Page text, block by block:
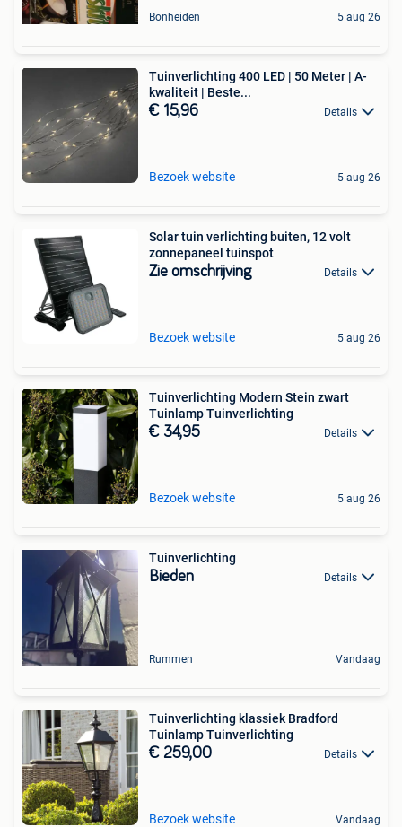
Bonheiden 5 aug 26
Tuinverlichting 400 LED | 50 Meter | A-
kwaliteit | Beste...
€ 15,96 Details
Bezoek website 5 aug 26
Solar tuin verlichting buiten, 12 volt
zonnepaneel tuinspot
Zie omschrijving Details
Bezoek website 5 aug 26
Tuinverlichting Modern Stein zwart
Tuinlamp Tuinverlichting
€ 34,95 Details
Bezoek website 5 aug 26
Tuinverlichting
Bieden Details
Rummen Vandaag
Tuinverlichting klassiek Bradford
Tuinlamp Tuinverlichting
€ 259,00 Details
Bezoek website Vandaag